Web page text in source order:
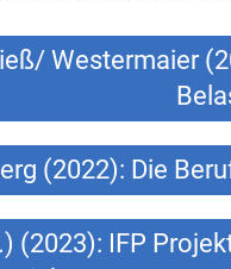
Westermaier
(2022): Die
(2023): IFP